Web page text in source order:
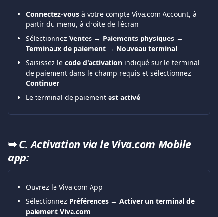
Connectez-vous à votre compte Viva.com Account, à
partir du menu, à droite de l'écran
Sélectionnez Ventes → Paiements physiques →
Terminaux de paiement → Nouveau terminal
Saisissez le code d'activation indiqué sur le terminal
de paiement dans le champ requis et sélectionnez
Continuer
Le terminal de paiement est activé
➥ C. Activation via le Viva.com Mobile
app:
Ouvrez le Viva.com App
Sélectionnez Préférences → Activer un terminal de
paiement Viva.com